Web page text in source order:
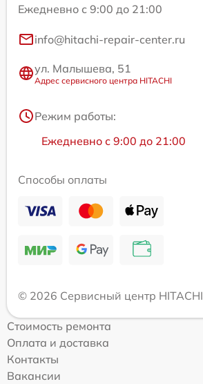
Ежедневно с 9:00 до 21:00
info@hitachi-repair-center.ru
ул. Малышева, 51
Адрес сервисного центра HITACHI
Режим работы:
Ежедневно с 9:00 до 21:00
Способы оплаты
© 2026 Сервисный центр HITACHI
Стоимость ремонта
Оплата и доставка
Контакты
Вакансии